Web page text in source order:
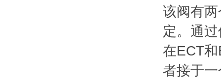
该阀有
定。通
在ECT
者接于